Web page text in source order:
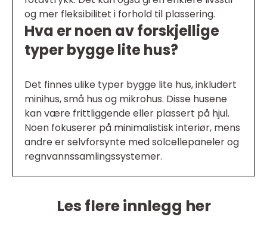
og mer fleksibilitet i forhold til plassering.
Hva er noen av forskjellige
typer bygge lite hus?
Det finnes ulike typer bygge lite hus, inkludert
minihus, små hus og mikrohus. Disse husene
kan være frittliggende eller plassert på hjul.
Noen fokuserer på minimalistisk interiør, mens
andre er selvforsynte med solcellepaneler og
regnvannssamlingssystemer.
Les flere innlegg her